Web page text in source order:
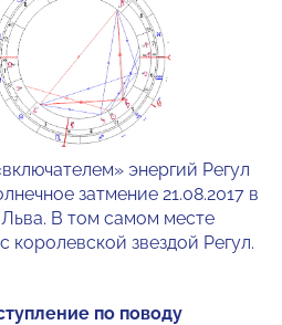
энергий Регул
затмение 21.08.2017 в
Льва. В том самом месте
королевской звездой Регул.
по поводу